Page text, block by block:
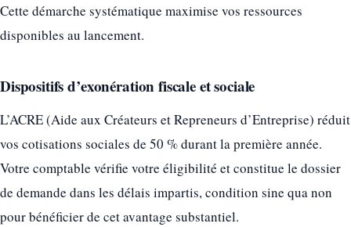
Cette démarche systématique maximise vos ressources
disponibles au lancement.
Dispositifs d’exonération fiscale et sociale
L’ACRE (Aide aux Créateurs et Repreneurs d’Entreprise) réduit
vos cotisations sociales de 50 % durant la première année.
Votre comptable vérifie votre éligibilité et constitue le dossier
de demande dans les délais impartis, condition sine qua non
pour bénéficier de cet avantage substantiel.